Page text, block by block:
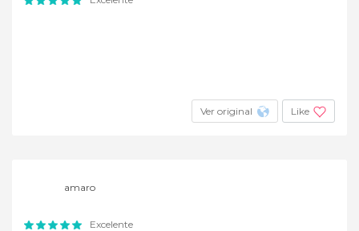
Ver original Like
amaro
Excelente